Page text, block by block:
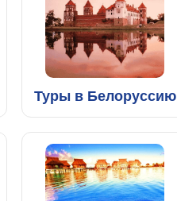
Туры в Белоруссию